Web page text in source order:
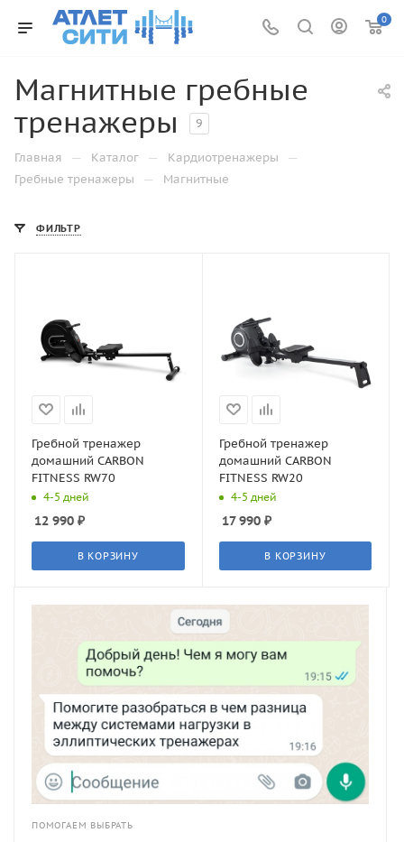
0
Магнитные гребные
тренажеры
9
Главная — Каталог — Кардиотренажеры —
Гребные тренажеры — Магнитные
ФИЛЬТР
Гребной тренажер
домашний CARBON
FITNESS RW70
4-5 дней
12 990 ₽
В КОРЗИНУ
Гребной тренажер
домашний CARBON
FITNESS RW20
4-5 дней
17 990₽
В КОРЗИНУ
ПОМОГАЕМ ВЫБРАТЬ